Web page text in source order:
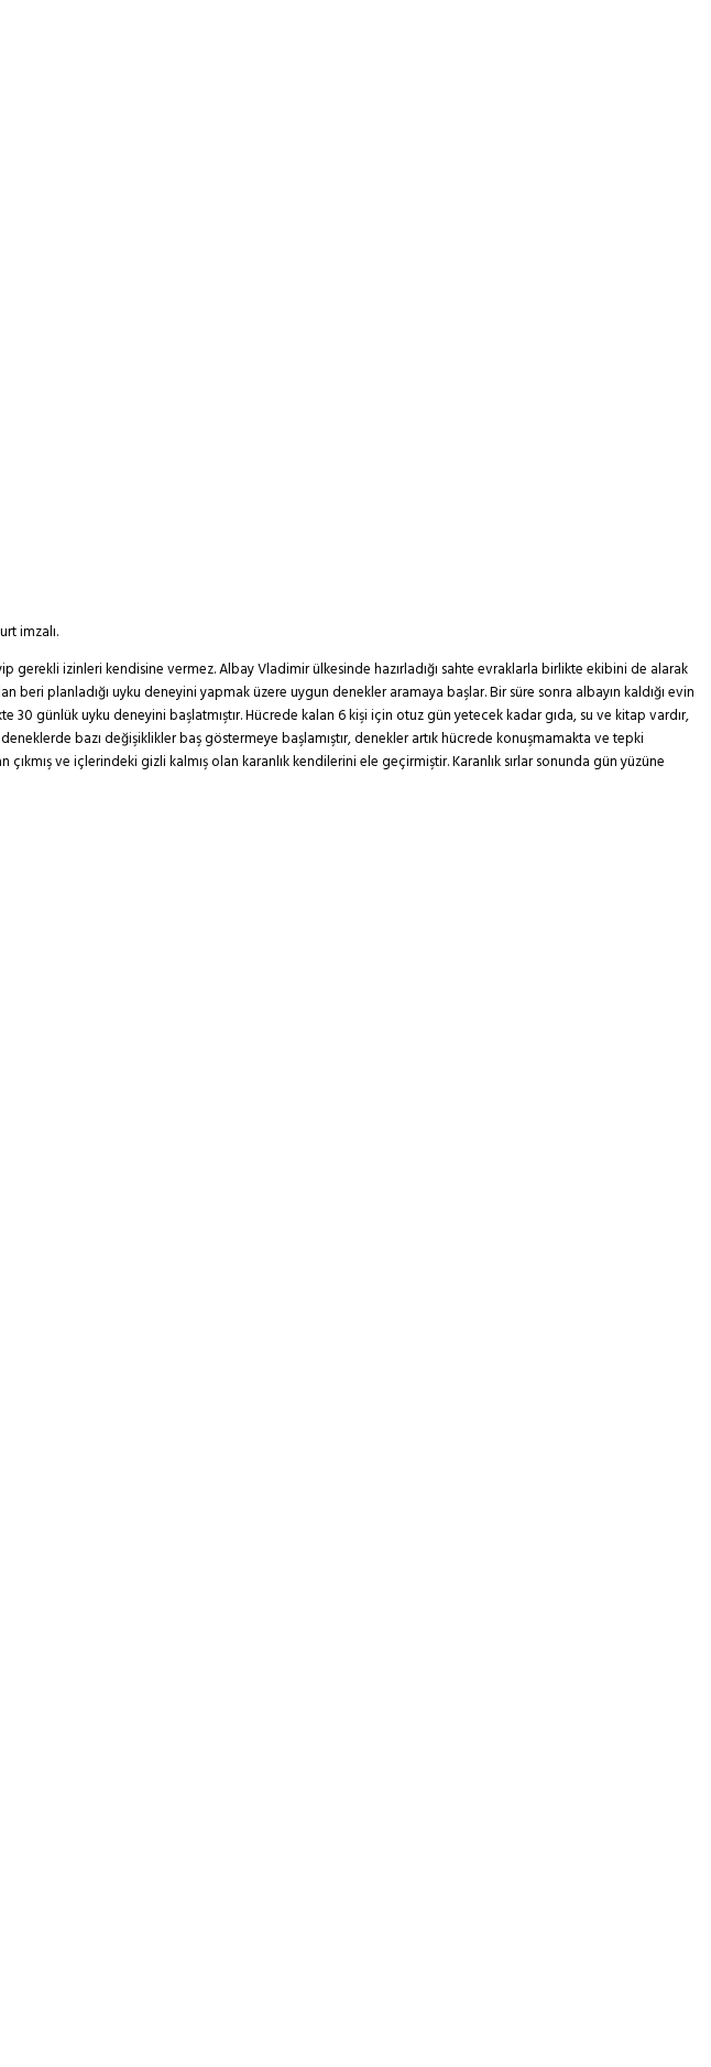
imzalı.
izinleri kendisine vermez. Albay Vladimir ülkesinde hazırladığı sahte evraklarla birlikte ekibini de alarak
beri planladığı uyku deneyini yapmak üzere uygun denekler aramaya başlar. Bir süre sonra albayın kaldığı evin
30 günlük uyku deneyini başlatmıştır. Hücrede kalan 6 kişi için otuz gün yetecek kadar gıda, su ve kitap vardır,
bazı değişiklikler baş göstermeye başlamıştır, denekler artık hücrede konuşmamakta ve tepki
ve içlerindeki gizli kalmış olan karanlık kendilerini ele geçirmiştir. Karanlık sırlar sonunda gün yüzüne